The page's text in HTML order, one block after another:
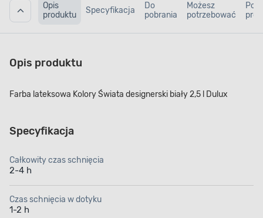
Opis
produktu
Specyfikacja
Do
pobrania
Możesz
potrzebować
Opis produktu
Farba lateksowa Kolory Świata designerski biały 2,5 l Dulux
Specyfikacja
Całkowity czas schnięcia
2-4 h
Czas schnięcia w dotyku
1-2 h